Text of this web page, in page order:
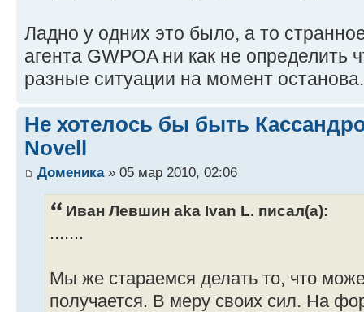
Ладно у одних это было, а то
агента GWPOA ни как не определить
разные ситуации на момент останова.
Не хотелось бы быть
Novell
Доменика» 05 мар 2010, 02:06
Иван Левшин aka Ivan L. писал(а):
.......
Мы же стараемся делать то, что
получается. В меру своих сил. На